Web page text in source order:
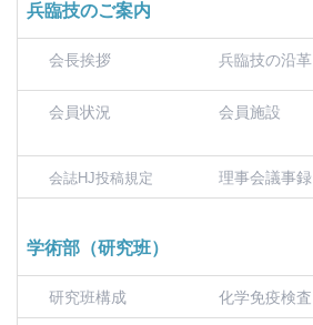
兵臨技のご案内
会長挨拶 兵臨技の沿革
会員状況 会員施設
会誌HJ投稿規定 理事会議事録
学術部（研究班）
研究班構成 化学免疫検査